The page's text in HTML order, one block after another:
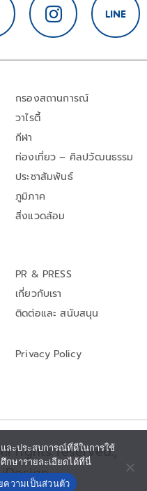
กรองสถานการณ์
วาไรตี้
กีฬา
ท่องเที่ยว – ศิลปวัฒนธรรม
ประชาสัมพันธ์
ภูมิภาค
สิ่งแวดล้อม
PR & PRESS
เกี่ยวกับเรา
ติดต่อและ สนับสนุน
Privacy Policy
rights reserved.,
iDesign
ละประสบการณ์ที่ดีในการใช้
ษารายละเอียดได้ที่นี่
ความเป็นส่วนตัว